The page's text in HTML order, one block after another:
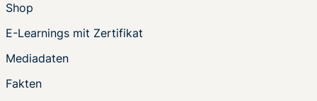
Shop
E-Learnings mit Zertifikat
Mediadaten
Fakten